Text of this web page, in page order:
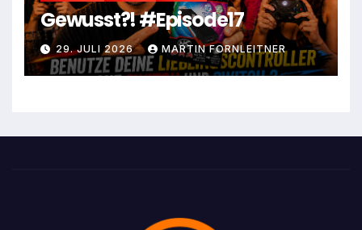
Gewusst?! #Episode17
29. JULI 2026 MARTIN FORNLEITNER